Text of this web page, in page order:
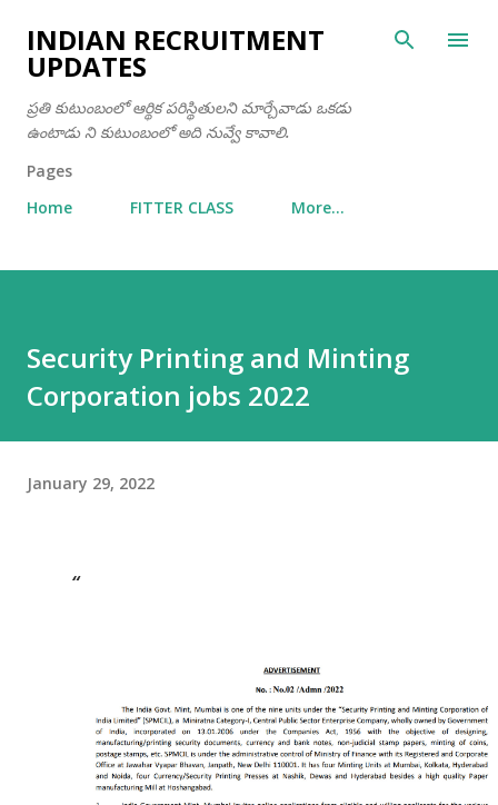
Skip to main content
INDIAN RECRUITMENT
UPDATES
ప్రతి కుటుంబంలో ఆర్థిక పరిస్థితులని మార్చేవాడు ఒకడు
ఉంటాడు ని కుటుంబంలో అది నువ్వే కావాలి.
Pages
Home
FITTER CLASS More…
Security Printing and Minting
Corporation jobs 2022
January 29, 2022